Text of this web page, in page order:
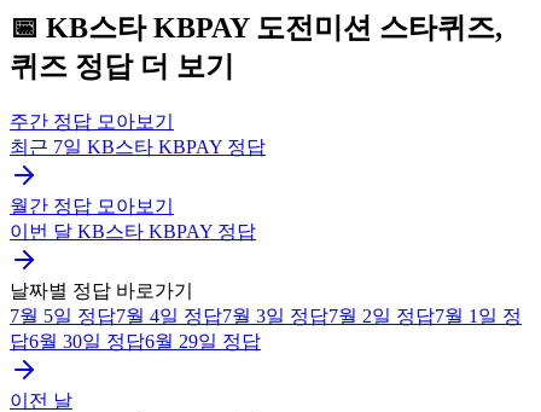
📅 KB스타 KBPAY 도전미션 스타퀴즈,
퀴즈 정답 더 보기
주간 정답 모아보기
최근 7일 KB스타 KBPAY 정답
월간 정답 모아보기
이번 달 KB스타 KBPAY 정답
날짜별 정답 바로가기
7월 5일 정답7월 4일 정답7월 3일 정답7월 2일 정답7월 1일 정
답6월 30일 정답6월 29일 정답
이전 날